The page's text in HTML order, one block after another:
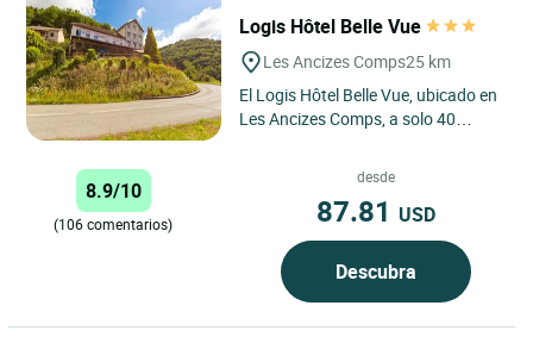
Logis Hôtel Belle Vue
Les Ancizes Comps25 km
El Logis Hôtel Belle Vue, ubicado en
Les Ancizes Comps, a solo 40
destino ideal para...
8.9/10
(106 comentarios)
desde
87.81 USD
Descubra